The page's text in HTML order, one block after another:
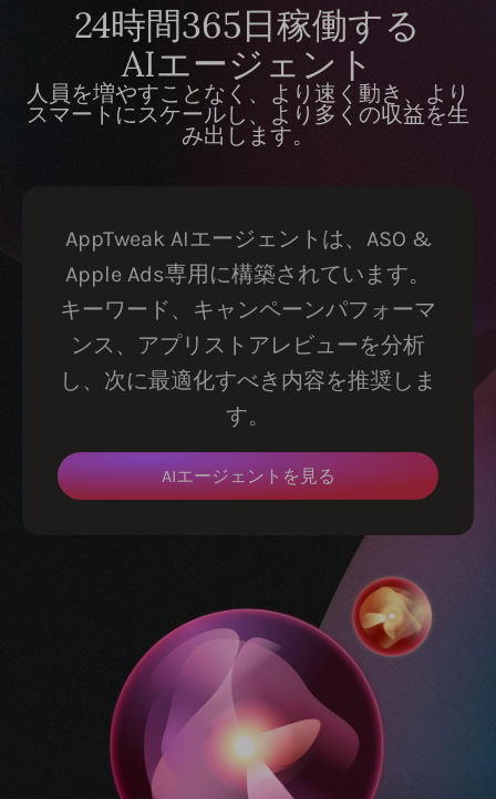
24時間365日稼働する
AIエージェント
人員を増やすことなく、より速く動き、より
スマートにスケールし、より多くの収益を生
み出します。
AppTweak AIエージェントは、ASO &
Apple Ads専用に構築されています。
キーワード、キャンペーンパフォーマ
ンス、アプリストアレビューを分析
し、次に最適化すべき内容を推奨しま
す。
AIエージェントを見る